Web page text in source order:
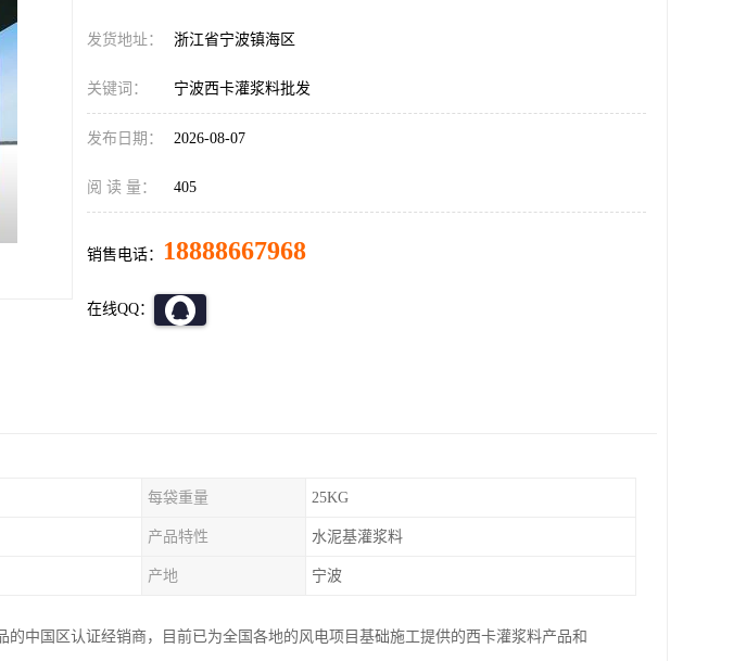
发货地址： 浙江省宁波镇海区
关键词： 宁波西卡灌浆料批发
发布日期： 2026-08-07
阅 读 量： 405
销售电话： 18888667968
在线QQ：
每袋重量 25KG
产品特性 水泥基灌浆料
产地 宁波
中国区认证经销商，目前已为全国各地的风电项目基础施工提供的西卡灌浆料产品和